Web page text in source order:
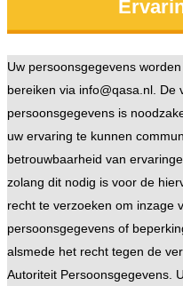
Uw persoonsgegevens
bereiken via info@qasa.nl. De
persoonsgegevens is
uw ervaring te kunnen
betrouwbaarheid van
zolang dit nodig is voor de
recht te verzoeken om inzage
persoonsgegevens of
alsmede het recht tegen de
Autoriteit Persoonsgegevens.